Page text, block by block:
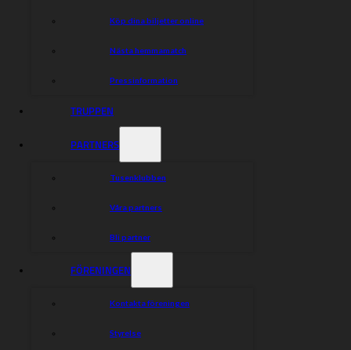
Köp dina biljetter online
Nästa hemmamatch
Pressinformation
TRUPPEN
PARTNERS
Tusenklubben
Våra partners
Bli partner
FÖRENINGEN
Kontakta föreningen
Styrelse